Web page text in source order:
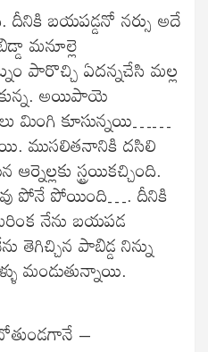
దీనికి బయపడ్డనో నర్సు అదే
మనూల్లె
పారొచ్చి ఏదన్నచేసి మల్ల
అయిపాయె
మింగి కూసున్నయి……
ముసలితనానికి దసిలి
స్ట్రయికచ్చింది.
పోనే పోయింది…. దీనికి
నేను బయపడ
తెగిచ్చిన పాబిడ్డ నిన్ను
మండుతున్నాయి.
–